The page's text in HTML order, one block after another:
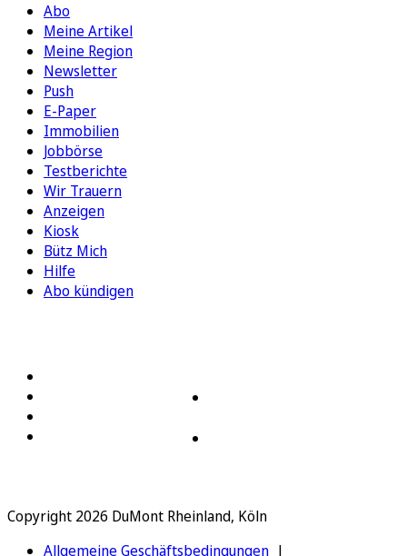
Abo
Meine Artikel
Meine Region
Newsletter
Push
E-Paper
Immobilien
Jobbörse
Testberichte
Wir Trauern
Anzeigen
Kiosk
Bütz Mich
Hilfe
Abo kündigen
Copyright 2026 DuMont Rheinland, Köln
Allgemeine Geschäftsbedingungen